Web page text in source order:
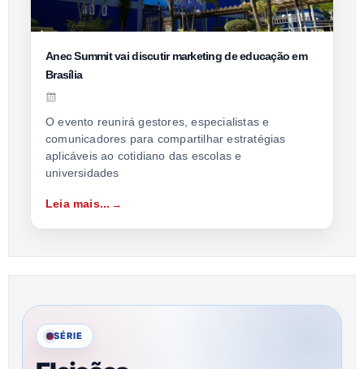
Anec Summit vai discutir marketing de educação em
Brasília
O evento reunirá gestores, especialistas e
comunicadores para compartilhar estratégias
aplicáveis ao cotidiano das escolas e
universidades
Leia mais...
SÉRIE